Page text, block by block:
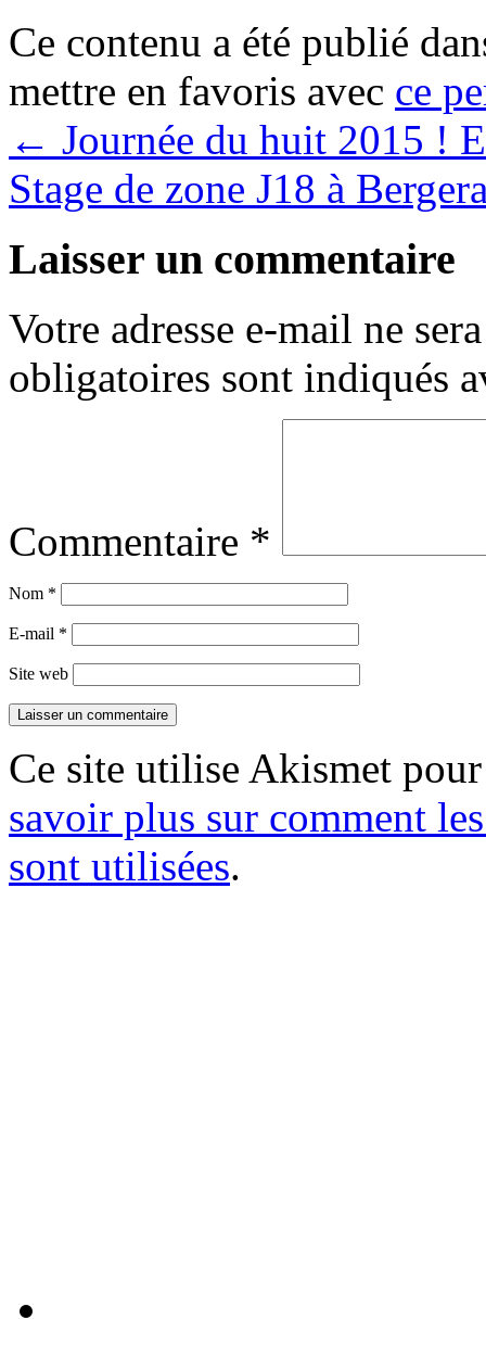
Ce contenu a été publié
mettre en favoris avec ce
← Journée du huit 2015 !
Stage de zone J18 à
Laisser un commentaire
Votre adresse e-mail ne
obligatoires sont indiqués
Commentaire *
Nom *
E-mail *
Site web
Ce site utilise Akismet
savoir plus sur comment
sont utilisées.